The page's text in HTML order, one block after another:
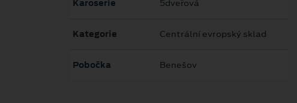
Karoserie 5dveřová
Kategorie Centrální evropský sklad
Pobočka Benešov